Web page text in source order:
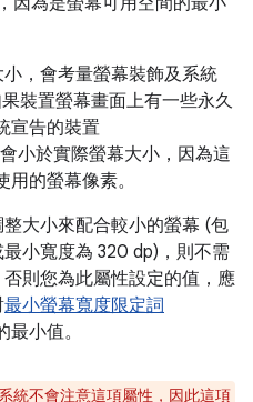
，會考量螢幕裝飾及系統
裝置螢幕畫面上有一些永久
宣告的裝置
會小於實際螢幕大小，因為這
用的螢幕像素。
大小來配合較小的螢幕 (包
小寬度為 320 dp)，則不需
則您為此屬性設定的值，應
最小螢幕寬度限定詞
最小值。
統不會注意這項屬性，因此這項